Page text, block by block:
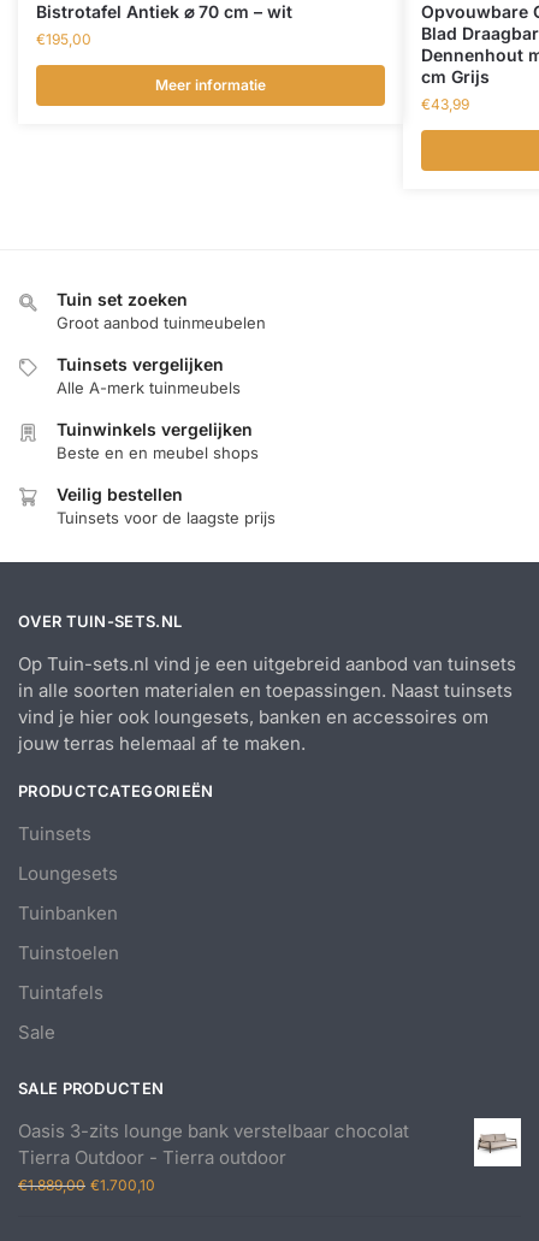
Bistrotafel Antiek ⌀ 70 cm – wit
€195,00
Meer informatie
Opvouwbare
Blad
Dennenhout
cm Grijs
€43,99
Tuin set zoeken
Groot aanbod tuinmeubelen
Tuinsets vergelijken
Alle A-merk tuinmeubels
Tuinwinkels vergelijken
Beste en en meubel shops
Veilig bestellen
Tuinsets voor de laagste prijs
OVER TUIN-SETS.NL
Op Tuin-sets.nl vind je een uitgebreid aanbod van tuinsets
in alle soorten materialen en toepassingen. Naast tuinsets
vind je hier ook loungesets, banken en accessoires om
jouw terras helemaal af te maken.
PRODUCTCATEGORIEËN
Tuinsets
Loungesets
Tuinbanken
Tuinstoelen
Tuintafels
Sale
SALE PRODUCTEN
Oasis 3-zits lounge bank verstelbaar chocolat
Tierra Outdoor - Tierra outdoor
€1.889,00 Oorspronkelijke
€1.700,10